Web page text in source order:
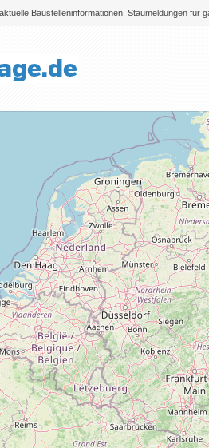
Baustelleninformationen, Staumeldungen für